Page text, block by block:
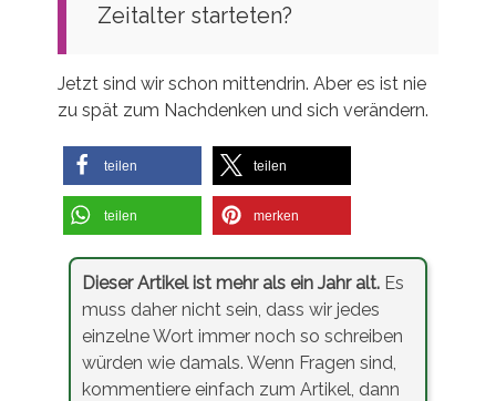
Zeitalter starteten?
Jetzt sind wir schon mittendrin. Aber es ist nie
zu spät zum Nachdenken und sich verändern.
teilen teilen
teilen merken
Dieser Artikel ist mehr als ein Jahr alt. Es
muss daher nicht sein, dass wir jedes
einzelne Wort immer noch so schreiben
würden wie damals. Wenn Fragen sind,
kommentiere einfach zum Artikel, dann